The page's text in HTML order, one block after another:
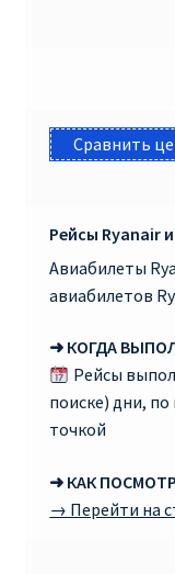
Сравнить
Рейсы Ryanair
Авиабилеты
авиабилетов
➜ КОГДА
Рейсы
поиске) дни,
точкой
➜ КАК
→ Перейти на